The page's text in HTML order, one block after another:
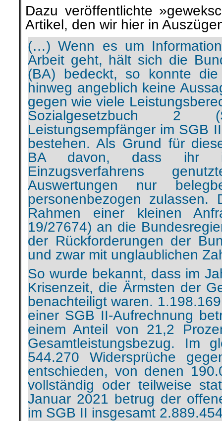
Dazu veröffentlichte
Artikel, den wir hier in
(…) Wenn es um
Arbeit geht, hält sich die
(BA) bedeckt, so konnte
hinweg angeblich keine
gegen wie viele
Sozialgesetzbuch
Leistungsempfänger im SGB
bestehen. Als Grund für
BA davon, dass ihr
Einzugsverfahrens
Auswertungen nur
personenbezogen
Rahmen einer kleinen
19/27674) an die
der Rückforderungen der
und zwar mit unglaublichen
So wurde bekannt, dass im
Krisenzeit, die Ärmsten der
benachteiligt waren.
einer SGB II-Aufrechnung
einem Anteil von 21,2
Gesamtleistungsbezug. Im
544.270 Widersprüche
entschieden, von denen
vollständig oder teilweise
Januar 2021 betrug der
im SGB II insgesamt